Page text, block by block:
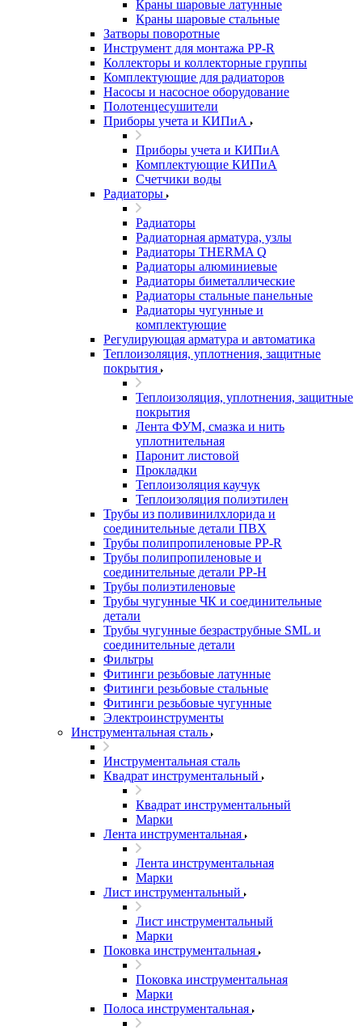
Краны шаровые латунные
Краны шаровые стальные
Затворы поворотные
Инструмент для монтажа PP-R
Коллекторы и коллекторные группы
Комплектующие для радиаторов
Насосы и насосное оборудование
Полотенцесушители
Приборы учета и КИПиА
Приборы учета и КИПиА
Комплектующие КИПиА
Счетчики воды
Радиаторы
Радиаторы
Радиаторная арматура, узлы
Радиаторы THERMA Q
Радиаторы алюминиевые
Радиаторы биметаллические
Радиаторы стальные панельные
Радиаторы чугунные и
комплектующие
Регулирующая арматура и автоматика
Теплоизоляция, уплотнения, защитные
покрытия
Теплоизоляция, уплотнения, защитные
покрытия
Лента ФУМ, смазка и нить
уплотнительная
Паронит листовой
Прокладки
Теплоизоляция каучук
Теплоизоляция полиэтилен
Трубы из поливинилхлорида и
соединительные детали ПВХ
Трубы полипропиленовые PP-R
Трубы полипропиленовые и
соединительные детали PP-H
Трубы полиэтиленовые
Трубы чугунные ЧК и соединительные
детали
Трубы чугунные безраструбные SML и
соединительные детали
Фильтры
Фитинги резьбовые латунные
Фитинги резьбовые стальные
Фитинги резьбовые чугунные
Электроинструменты
Инструментальная сталь
Инструментальная сталь
Квадрат инструментальный
Квадрат инструментальный
Марки
Лента инструментальная
Лента инструментальная
Марки
Лист инструментальный
Лист инструментальный
Марки
Поковка инструментальная
Поковка инструментальная
Марки
Полоса инструментальная